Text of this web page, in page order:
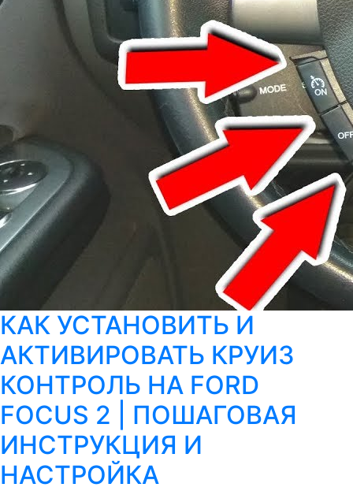
КАК УСТАНОВИТЬ И
АКТИВИРОВАТЬ КРУИЗ
КОНТРОЛЬ НА FORD
FOCUS 2 | ПОШАГОВАЯ
ИНСТРУКЦИЯ И
НАСТРОЙКА